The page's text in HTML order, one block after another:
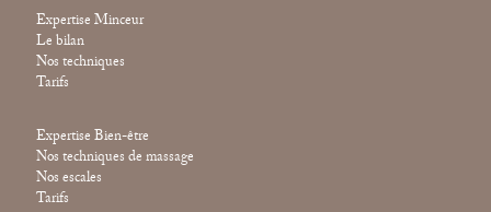
Expertise Minceur
Le bilan
Nos techniques
Tarifs
Expertise Bien-être
Nos techniques de massage
Nos escales
Tarifs